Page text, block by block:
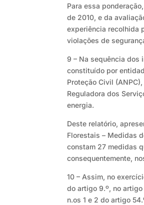
Para essa
de 2010, e da
experiência recolhida
violações de
9 – Na sequência dos
constituído por
Proteção Civil
Reguladora dos
energia.
Deste relatório,
Florestais – Medidas
constam 27 medidas
consequentemente,
10 – Assim, no
do artigo 9.º, no
n.os 1 e 2 do artigo